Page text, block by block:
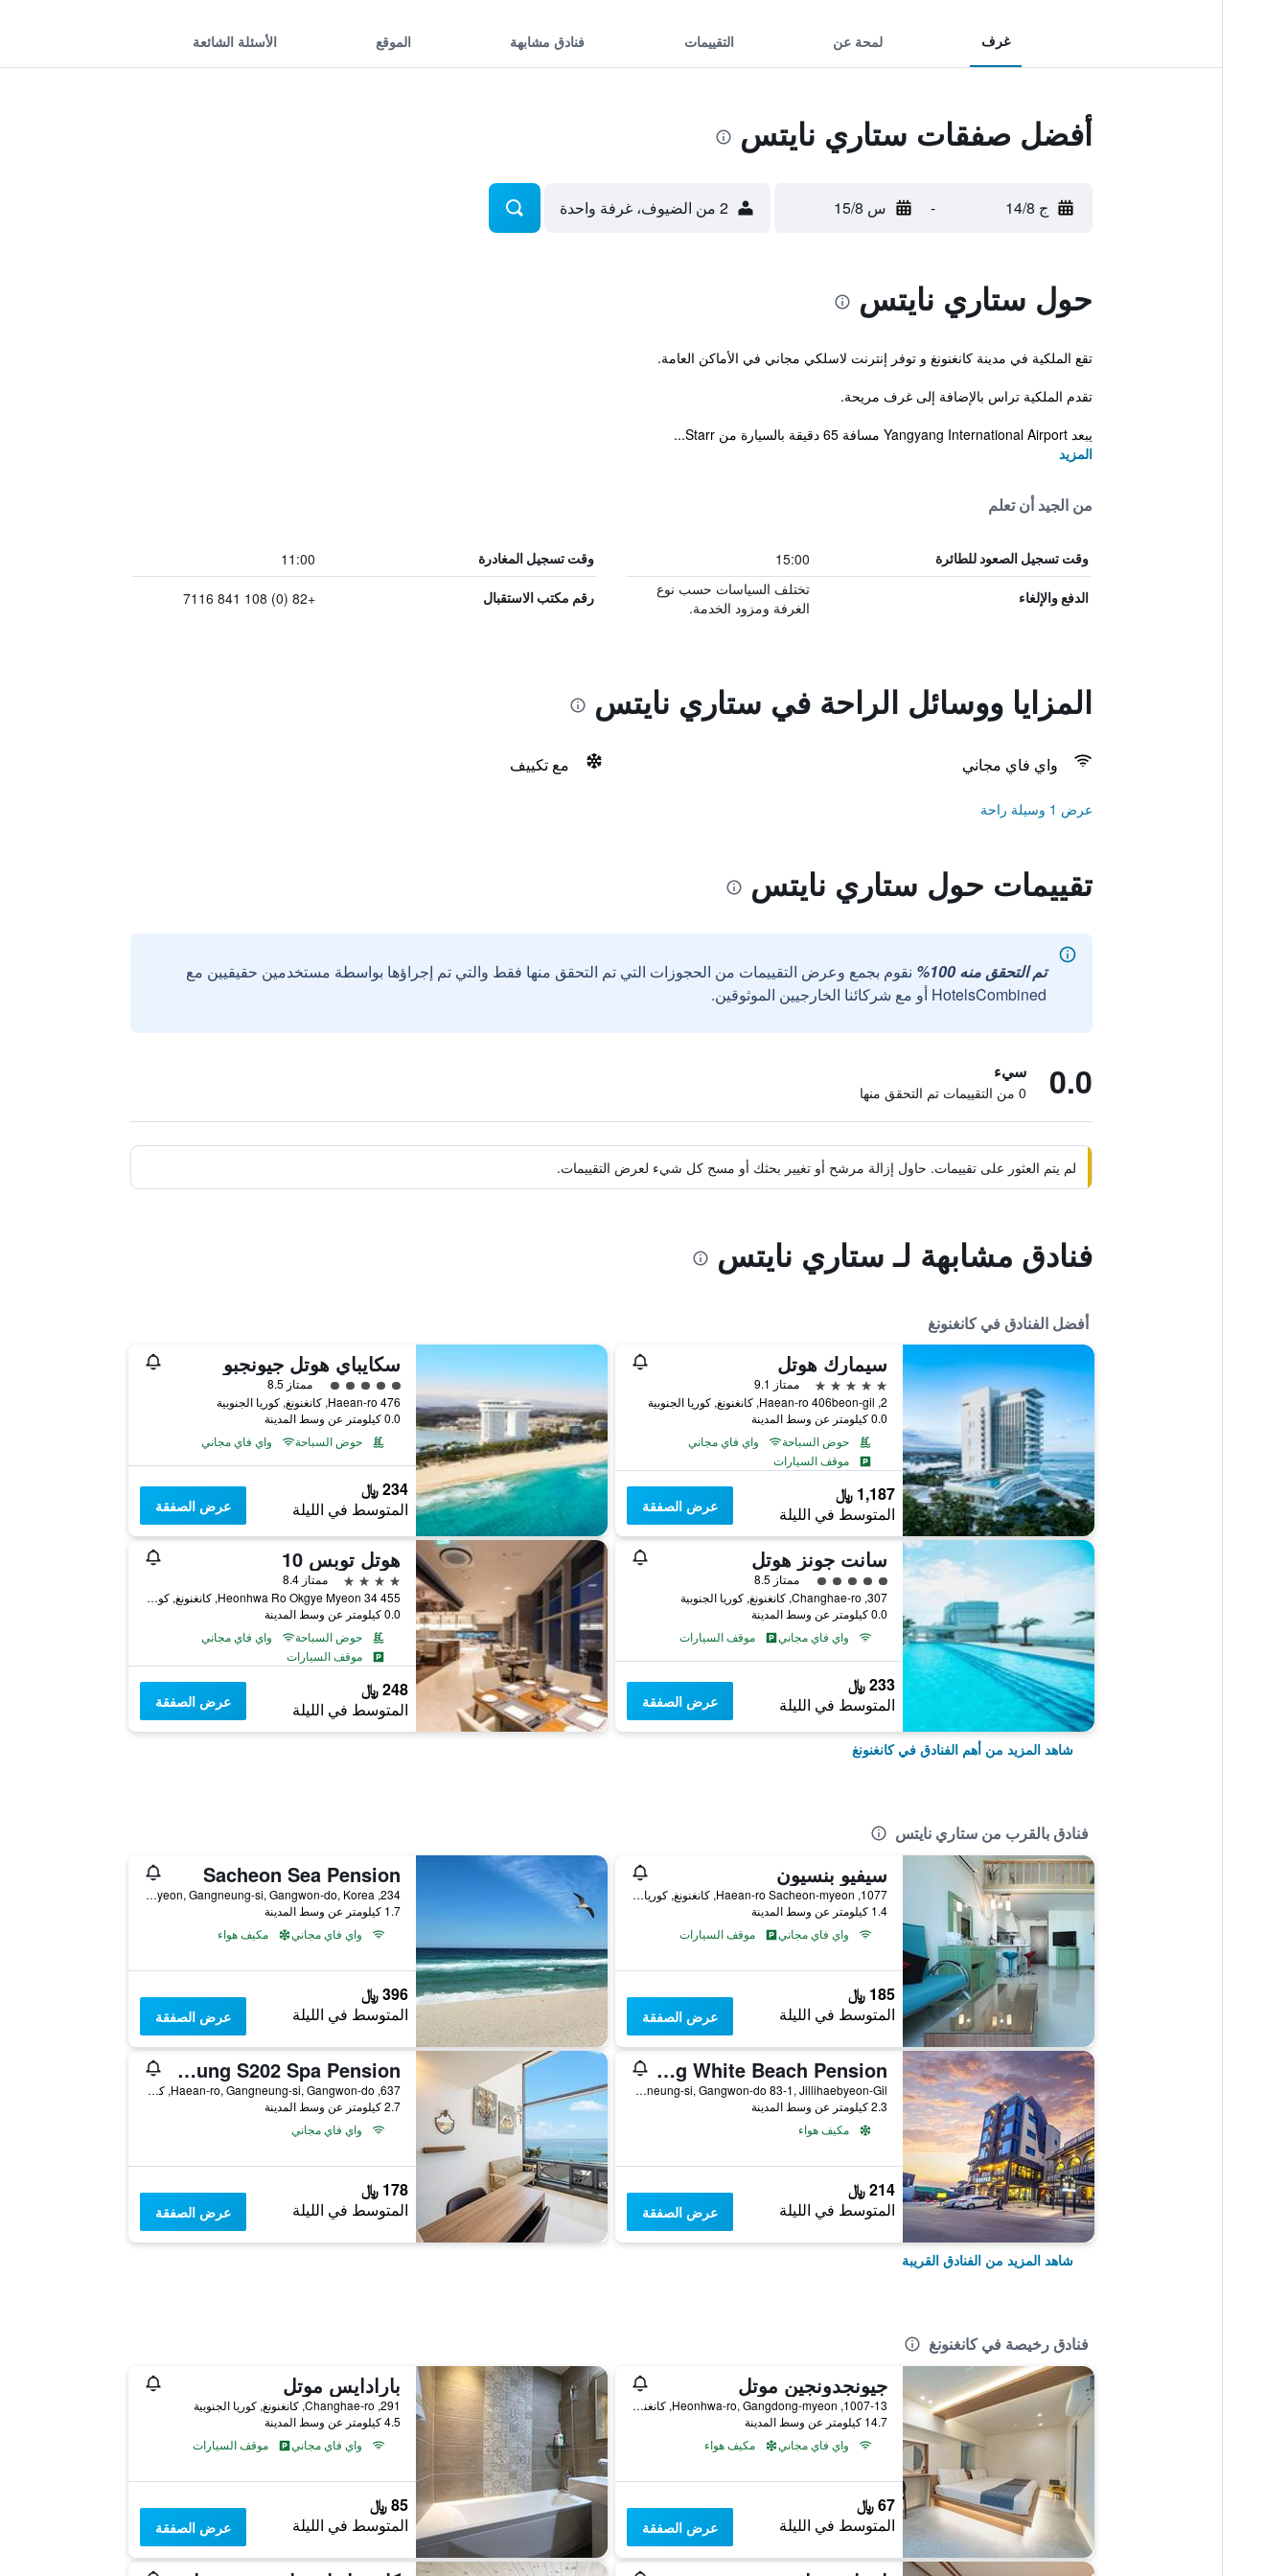
غرف لمحة عن التقييمات فنادق مشابهة الموقع الأسئلة الشائعة
أفضل صفقات ستاري نايتس
ج 14/8 - س 15/8 2 من الضيوف، غرفة واحدة
حول ستاري نايتس
تقع الملكية في مدينة كانغنونغ و توفر إنترنت لاسلكي مجاني في الأماكن العامة.
تقدم الملكية تراس بالإضافة إلى غرف مريحة.
يبعد Yangyang International Airport مسافة 65 دقيقة بالسيارة من Starr...
المزيد
من الجيد أن تعلم
وقت تسجيل الصعود للطائرة 15:00 وقت تسجيل المغادرة 11:00
الدفع والإلغاء
تختلف السياسات حسب نوع
الغرفة ومزود الخدمة.
رقم مكتب الاستقبال +82 (0) 108 841 7116
المزايا ووسائل الراحة في ستاري نايتس
واي فاي مجاني مع تكييف
عرض 1 وسيلة راحة
تقييمات حول ستاري نايتس
تم التحقق منه 100%
نقوم بجمع وعرض التقييمات من الحجوزات التي تم التحقق منها فقط والتي تم إجراؤها بواسطة مستخدمين حقيقيين مع
HotelsCombined أو مع شركائنا الخارجيين الموثوقين.
0.0 سيء
0 من التقييمات تم التحقق منها
لم يتم العثور على تقييمات. حاول إزالة مرشح أو تغيير بحثك أو مسح كل شيء لعرض التقييمات.
فنادق مشابهة لـ ستاري نايتس
أفضل الفنادق في كانغنونغ
سيمارك هوتل
5 نجوم
ممتاز 9.1
2, Haean-ro 406beon-gil, كانغنونغ, كوريا الجنوبية
0.0 كيلومتر عن وسط المدينة
حوض السباحة
واي فاي مجاني
موقف السيارات
1,187 ﷼
المتوسط في الليلة عرض الصفقة
سكايباي هوتل جيونجبو
تقييم فئة 5
ممتاز 8.5
476 Haean-ro, كانغنونغ, كوريا الجنوبية
0.0 كيلومتر عن وسط المدينة
حوض السباحة
واي فاي مجاني
234 ﷼
المتوسط في الليلة عرض الصفقة
سانت جونز هوتل
تقييم فئة 5
ممتاز 8.5
307, Changhae-ro, كانغنونغ, كوريا الجنوبية
0.0 كيلومتر عن وسط المدينة
واي فاي مجاني
موقف السيارات
233 ﷼
المتوسط في الليلة عرض الصفقة
هوتل توبس 10
4 نجوم
ممتاز 8.4
455 34 Heonhwa Ro Okgye Myeon, كانغنونغ, كوريا الجنوبية
0.0 كيلومتر عن وسط المدينة
حوض السباحة
واي فاي مجاني
موقف السيارات
248 ﷼
المتوسط في الليلة عرض الصفقة
شاهد المزيد من أهم الفنادق في كانغنونغ
فنادق بالقرب من ستاري نايتس
سيفيو بنسيون
1077, Haean-ro Sacheon-myeon, كانغنونغ, كوريا الجنوبية
1.4 كيلومتر عن وسط المدينة
واي فاي مجاني
موقف السيارات
185 ﷼
المتوسط في الليلة عرض الصفقة
Sacheon Sea Pension
234, Jungangdong-ro, Sacheon-Myeon, Gangneung-si, Gangwon-do, Korea, كانغنونغ, كوريا الجنوبية
1.7 كيلومتر عن وسط المدينة
واي فاي مجاني
مكيف هواء
396 ﷼
المتوسط في الليلة عرض الصفقة
Gangneung White Beach Pension
Gangneung-si, Gangwon-do 83-1, Jillihaebyeon-Gil, كانغنونغ, كوريا الجنوبية
2.3 كيلومتر عن وسط المدينة
مكيف هواء
214 ﷼
المتوسط في الليلة عرض الصفقة
Gangneung S202 Spa Pension
637, Haean-ro, Gangneung-si, Gangwon-do, كانغنونغ, كوريا الجنوبية
2.7 كيلومتر عن وسط المدينة
واي فاي مجاني
178 ﷼
المتوسط في الليلة عرض الصفقة
شاهد المزيد من الفنادق القريبة
فنادق رخيصة في كانغنونغ
جيونجدونجين موتل
1007-13, Heonhwa-ro, Gangdong-myeon, كانغنونغ, كوريا الجنوبية
14.7 كيلومتر عن وسط المدينة
واي فاي مجاني
مكيف هواء
67 ﷼
المتوسط في الليلة عرض الصفقة
بارادايس موتل
291, Changhae-ro, كانغنونغ, كوريا الجنوبية
4.5 كيلومتر عن وسط المدينة
واي فاي مجاني
موقف السيارات
85 ﷼
المتوسط في الليلة عرض الصفقة